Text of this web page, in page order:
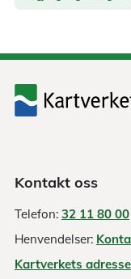
Kontakt oss
Telefon: 32 11 80 00
Henvendelser:
Kartverkets